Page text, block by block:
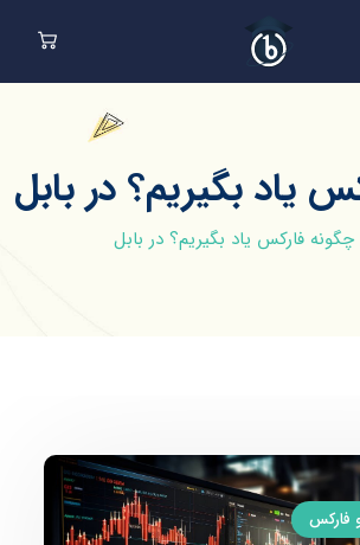
یاد بگیریم؟ در بابل
چگونه فارکس یاد بگیریم؟ در بابل
فارکس